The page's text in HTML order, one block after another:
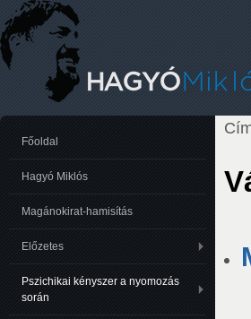
Főoldal
Hagyó Miklós
Magánokirat-hamisítás
Előzetes
Pszichikai kényszer a nyomozás
során